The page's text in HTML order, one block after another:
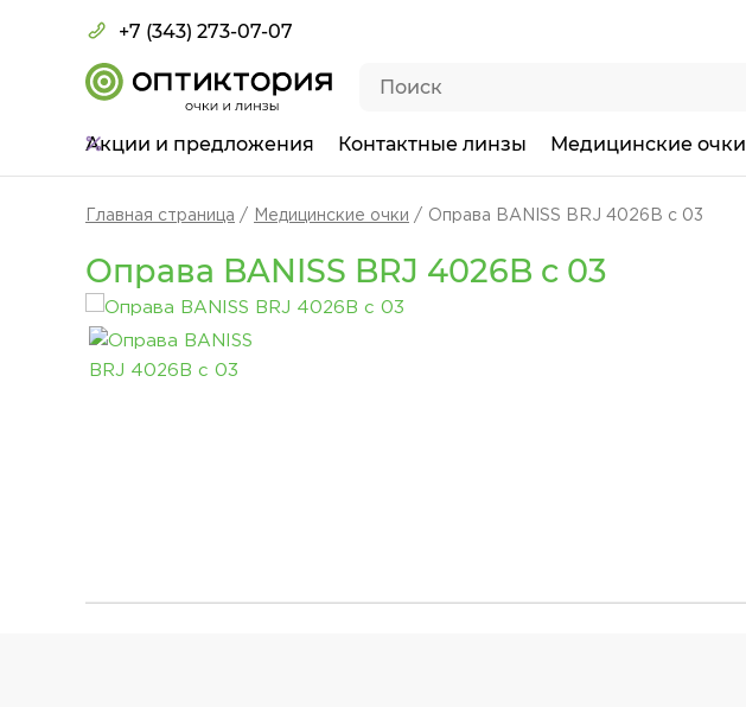
+7 (343) 273-07-07
Акции и предложения Контактные линзы Медицинские очки
Главная страница Медицинские очки Оправа BANISS BRJ 4026B c 03
Оправа BANISS BRJ 4026B c 03